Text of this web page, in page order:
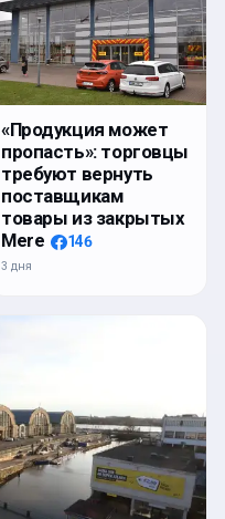
«Продукция может
пропасть»: торговцы
требуют вернуть
поставщикам
товары из закрытых
Mere
146
3 дня